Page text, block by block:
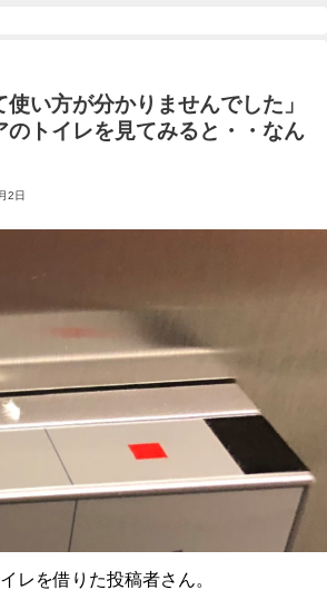
使い方が分かりませんでした」
トイレを見てみると・・なん
2日
レを借りた投稿者さん。